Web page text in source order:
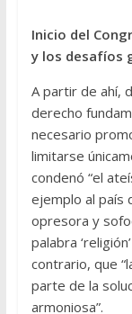
Inicio del
y los desafíos
A partir de ahí,
derecho
necesario
limitarse
condenó “el
ejemplo al país
opresora y
palabra
contrario, que
parte de la
armoniosa”.